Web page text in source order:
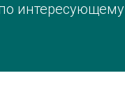
интересующему